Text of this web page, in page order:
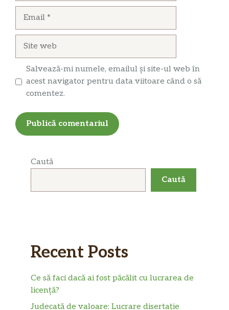
Salvează-mi numele, emailul și site-ul web în
acest navigator pentru data viitoare când o să
comentez.
Caută
Caută
Recent Posts
Ce să faci dacă ai fost păcălit cu lucrarea de
licență?
Judecată de valoare: Lucrare disertație